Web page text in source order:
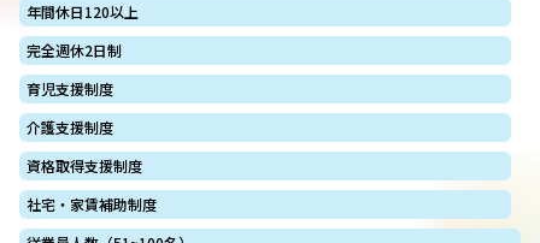
年間休日120以上
完全週休2日制
育児支援制度
介護支援制度
資格取得支援制度
社宅・家賃補助制度